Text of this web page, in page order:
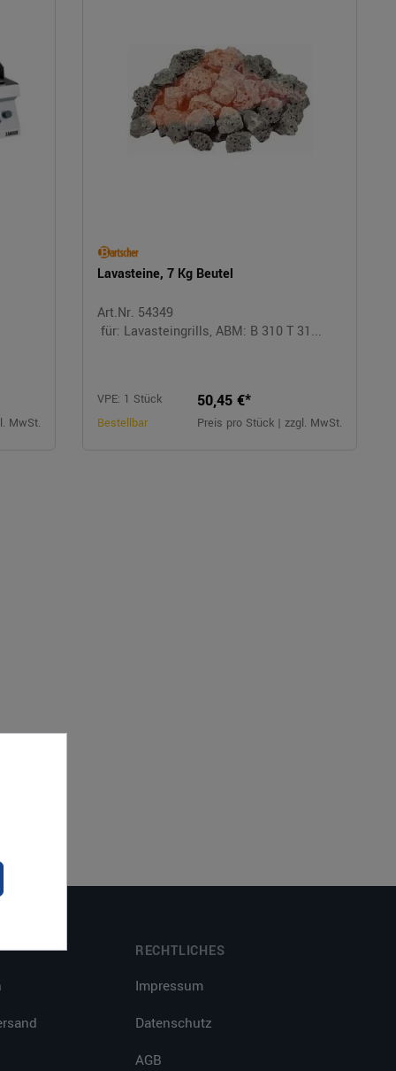
MwSt.
Lavasteine, 7 Kg Beutel
Art.Nr. 54349
für: Lavasteingrills, ABM: B 310 T 31...
VPE: 1 Stück
Bestellbar
50,45 €*
Preis pro Stück | zzgl. MwSt.
RECHTLICHES
Impressum
Datenschutz
AGB